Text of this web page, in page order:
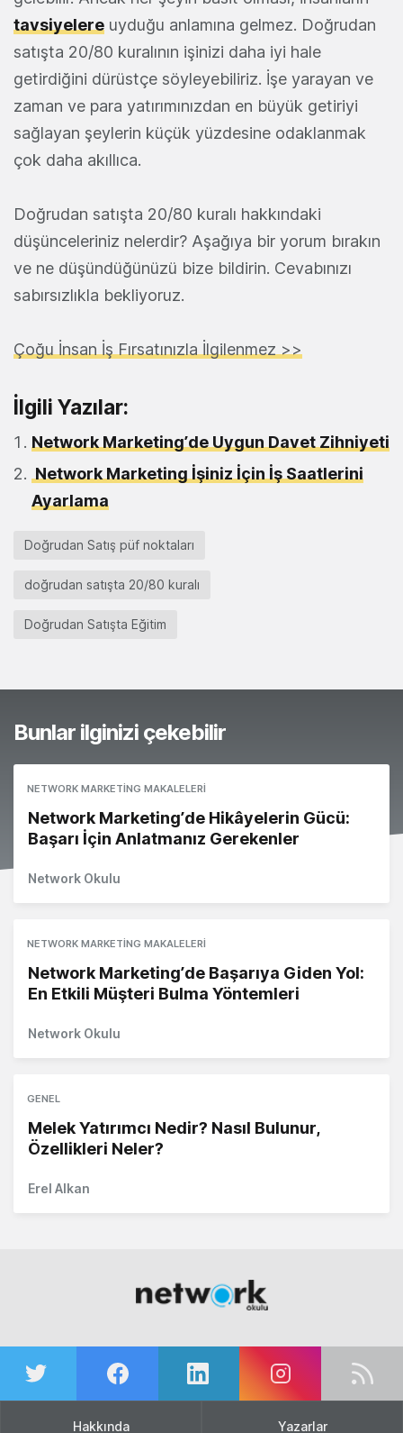
tavsiyelere uyduğu anlamına gelmez. Doğrudan
satışta 20/80 kuralının işinizi daha iyi hale
getirdiğini dürüstçe söyleyebiliriz. İşe yarayan ve
zaman ve para yatırımınızdan en büyük getiriyi
sağlayan şeylerin küçük yüzdesine odaklanmak
çok daha akıllıca.
Doğrudan satışta 20/80 kuralı hakkındaki
düşünceleriniz nelerdir? Aşağıya bir yorum bırakın
ve ne düşündüğünüzü bize bildirin. Cevabınızı
sabırsızlıkla bekliyoruz.
Çoğu İnsan İş Fırsatınızla İlgilenmez >>
İlgili Yazılar:
Network Marketing’de Uygun Davet Zihniyeti
Network Marketing İşiniz İçin İş Saatlerini
Ayarlama
Doğrudan Satış püf noktaları
doğrudan satışta 20/80 kuralı
Doğrudan Satışta Eğitim
Bunlar ilginizi çekebilir
NETWORK MARKETING MAKALELERI
Network Marketing’de Hikâyelerin Gücü:
Başarı İçin Anlatmanız Gerekenler
Network Okulu
NETWORK MARKETING MAKALELERI
Network Marketing’de Başarıya Giden Yol:
En Etkili Müşteri Bulma Yöntemleri
Network Okulu
GENEL
Melek Yatırımcı Nedir? Nasıl Bulunur,
Özellikleri Neler?
Erel Alkan
Hakkında Yazarlar